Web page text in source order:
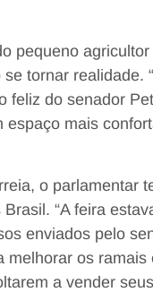
pequeno
tornar
feliz do senador
mais
o parlamentar
“A feira
enviados pelo
melhorar os ramais
a vender